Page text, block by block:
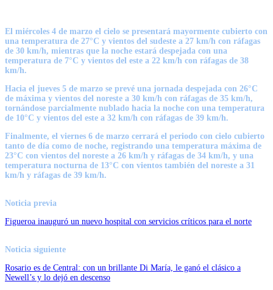
El miércoles 4 de marzo el cielo se presentará mayormente cubierto con
una temperatura de 27°C y vientos del sudeste a 27 km/h con ráfagas
de 30 km/h, mientras que la noche estará despejada con una
temperatura de 7°C y vientos del este a 22 km/h con ráfagas de 38
km/h.
Hacia el jueves 5 de marzo se prevé una jornada despejada con 26°C
de máxima y vientos del noreste a 30 km/h con ráfagas de 35 km/h,
tornándose parcialmente nublado hacia la noche con una temperatura
de 10°C y vientos del este a 32 km/h con ráfagas de 39 km/h.
Finalmente, el viernes 6 de marzo cerrará el periodo con cielo cubierto
tanto de día como de noche, registrando una temperatura máxima de
23°C con vientos del noreste a 26 km/h y ráfagas de 34 km/h, y una
temperatura nocturna de 13°C con vientos también del noreste a 31
km/h y ráfagas de 39 km/h.
Noticia previa
Figueroa inauguró un nuevo hospital con servicios críticos para el norte
Noticia siguiente
Rosario es de Central: con un brillante Di María, le ganó el clásico a
Newell’s y lo dejó en descenso